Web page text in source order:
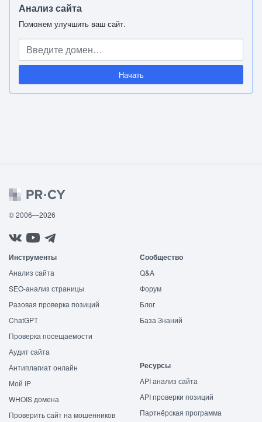
Анализ сайта
Поможем улучшить ваш сайт.
Начать
© 2006—2026
Инструменты
Анализ сайта
SEO-анализ страницы
Разовая проверка позиций
ChatGPT
Проверка посещаемости
Аудит сайта
Антиплагиат онлайн
Мой IP
WHOIS домена
Проверить сайт на мошенников
Сообщество
Q&A
Форум
Блог
База Знаний
Ресурсы
API анализ сайта
API проверки позиций
Партнёрская программа